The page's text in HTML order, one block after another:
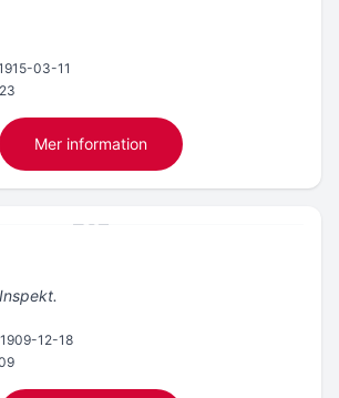
03-11
Mer information
Inspekt.
1909-12-18